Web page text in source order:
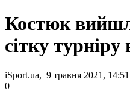
Костюк
сітку турніру
iSport.ua, 9 травня 2021, 14:51
0